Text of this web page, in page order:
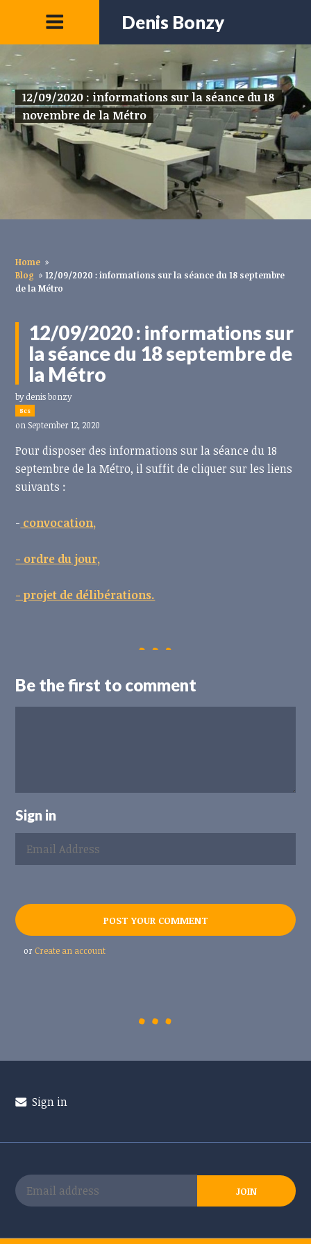
Denis Bonzy
12/09/2020 : informations sur la séance du 18
novembre de la Métro
Home »
Blog » 12/09/2020 : informations sur la séance du 18 septembre
de la Métro
12/09/2020 : informations sur
la séance du 18 septembre de
la Métro
bydenis bonzy
8cs
on September 12, 2020
Pour disposer des informations sur la séance du 18
septembre de la Métro, il suffit de cliquer sur les liens
suivants :
- convocation,
- ordre du jour,
- projet de délibérations.
Be the first to comment
Sign in
or Create an account
Sign in